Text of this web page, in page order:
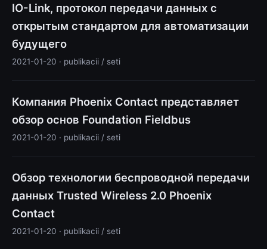
IO-Link, протокол передачи данных с
открытым стандартом для автоматизации
будущего
2021-01-20 · publikacii / seti
Компания Phoenix Contact представляет
обзор основ Foundation Fieldbus
2021-01-20 · publikacii / seti
Обзор технологии беспроводной передачи
данных Trusted Wireless 2.0 Phoenix
Contact
2021-01-20 · publikacii / seti